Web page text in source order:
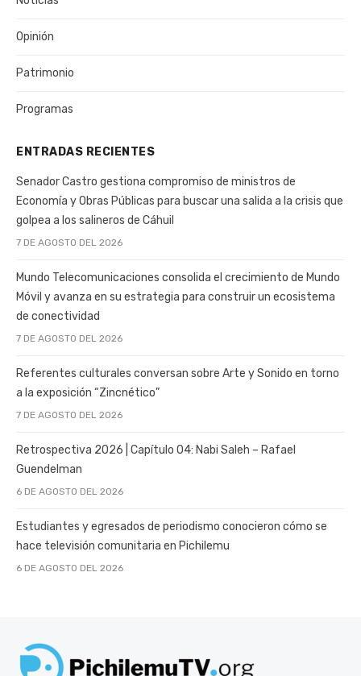
Opinión
Patrimonio
Programas
ENTRADAS RECIENTES
Senador Castro gestiona compromiso de ministros de
Economía y Obras Públicas para buscar una salida a la crisis que
golpea a los salineros de Cáhuil
7 DE AGOSTO DEL 2026
Mundo Telecomunicaciones consolida el crecimiento de Mundo
Móvil y avanza en su estrategia para construir un ecosistema
de conectividad
7 DE AGOSTO DEL 2026
Referentes culturales conversan sobre Arte y Sonido en torno
a la exposición “Zincnético”
7 DE AGOSTO DEL 2026
Retrospectiva 2026 | Capítulo 04: Nabi Saleh – Rafael
Guendelman
6 DE AGOSTO DEL 2026
Estudiantes y egresados de periodismo conocieron cómo se
hace televisión comunitaria en Pichilemu
6 DE AGOSTO DEL 2026